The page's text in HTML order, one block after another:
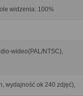
widzenia: 100%
wideo(PAL/NTSC),
wydajność ok 240 zdjęć),